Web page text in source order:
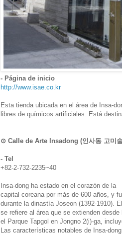
- Página de inicio
http://www.isae.co.kr
Esta tienda ubicada en el área de Insa-
libres de químicos artificiales. Está
⊙ Calle de Arte Insadong (인사동 고미
- Tel
+82-2-732-2235~40
Insa-dong ha estado en el corazón de la
capital coreana por más de 600 años, y
durante la dinastía Joseon (1392-1910).
se refiere al área que se extienden
el Parque Tapgol en Jongno 2(i)-ga,
Las características notables de Insa-